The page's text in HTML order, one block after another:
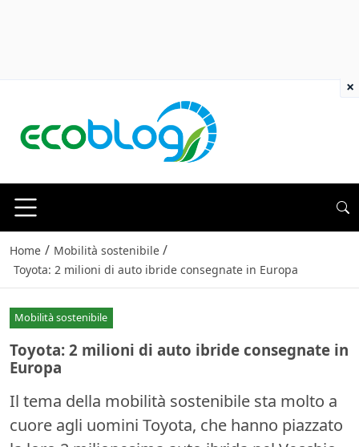
Home / Mobilità sostenibile /
Toyota: 2 milioni di auto ibride consegnate in Europa
Mobilità sostenibile
Toyota: 2 milioni di auto ibride consegnate in
Europa
Il tema della mobilità sostenibile sta molto a
cuore agli uomini Toyota, che hanno piazzato
×